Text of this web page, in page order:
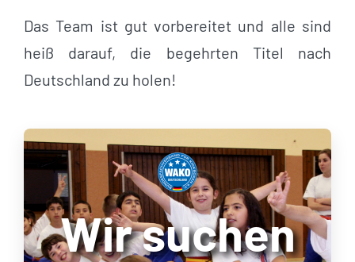
Das Team ist gut vorbereitet und alle sind
heiß darauf, die begehrten Titel nach
Deutschland zu holen!
Wir suchen